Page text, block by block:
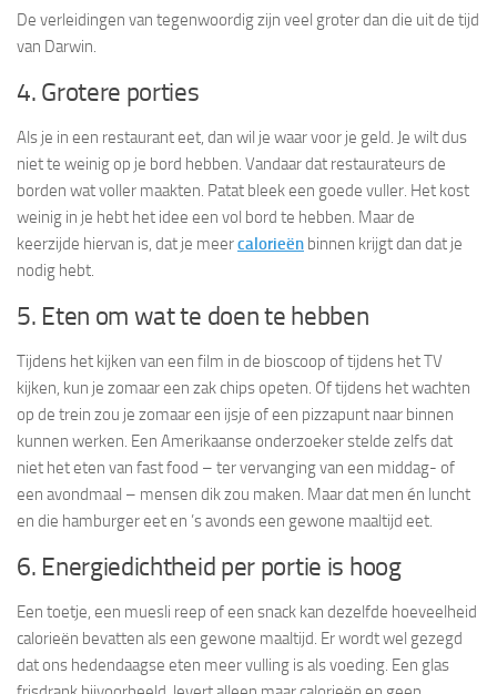
De verleidingen van tegenwoordig zijn veel groter dan die uit de tijd
van Darwin.
4. Grotere porties
Als je in een restaurant eet, dan wil je waar voor je geld. Je wilt dus
niet te weinig op je bord hebben. Vandaar dat restaurateurs de
borden wat voller maakten. Patat bleek een goede vuller. Het kost
weinig in je hebt het idee een vol bord te hebben. Maar de
keerzijde hiervan is, dat je meercalorieën binnen krijgt dan dat je
nodig hebt.
5. Eten om wat te doen te hebben
Tijdens het kijken van een film in de bioscoop of tijdens het TV
kijken, kun je zomaar een zak chips opeten. Of tijdens het wachten
op de trein zou je zomaar een ijsje of een pizzapunt naar binnen
kunnen werken. Een Amerikaanse onderzoeker stelde zelfs dat
niet het eten van fast food – ter vervanging van een middag- of
een avondmaal – mensen dik zou maken. Maar dat men én luncht
en die hamburger eet en ’s avonds een gewone maaltijd eet.
6. Energiedichtheid per portie is hoog
Een toetje, een muesli reep of een snack kan dezelfde hoeveelheid
calorieën bevatten als een gewone maaltijd. Er wordt wel gezegd
dat ons hedendaagse eten meer vulling is als voeding. Een glas